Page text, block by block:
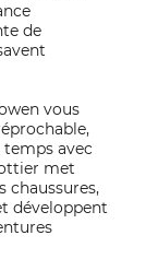
de
vous
temps avec
met
chaussures,
développent